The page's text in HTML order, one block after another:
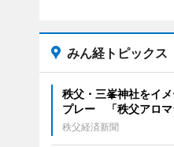
みん経トピックス
秩父・三峯神社をイ
プレー 「秩父アロマ
秩父経済新聞